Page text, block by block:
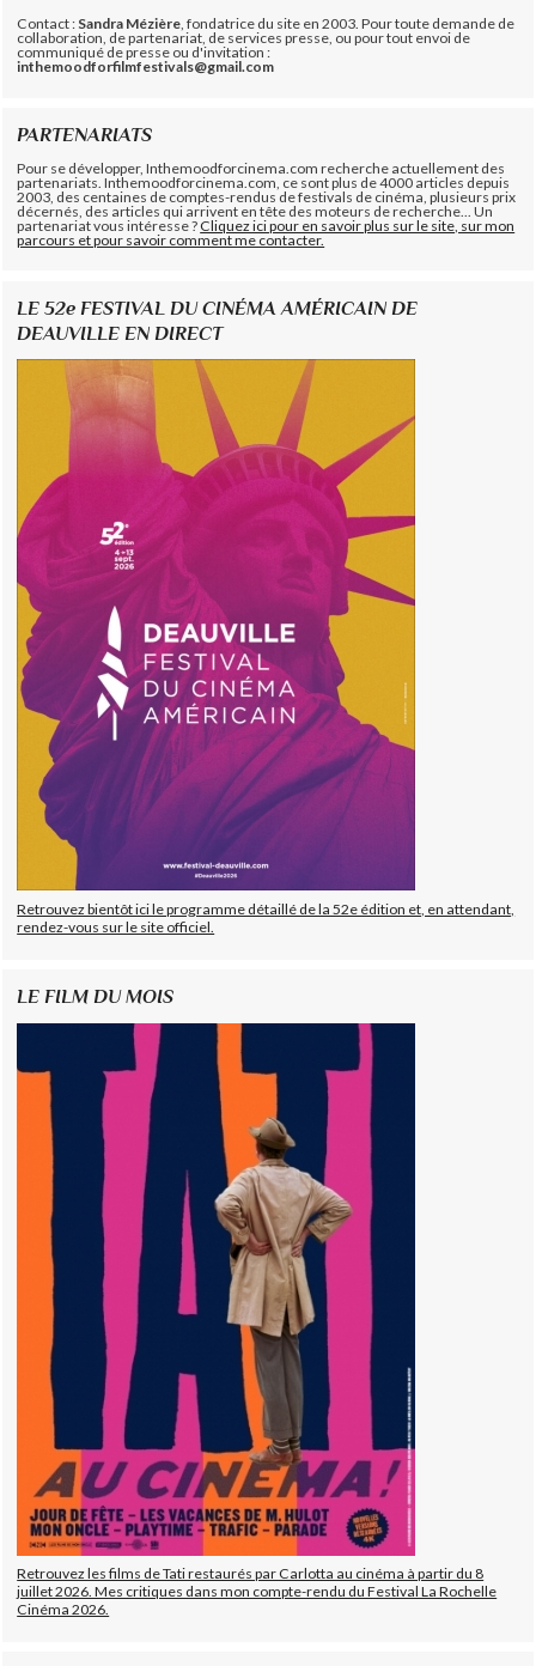
Contact : Sandra Mézière , fondatrice du site en 2003. Pour toute demande de
collaboration, de partenariat, de services presse, ou pour tout envoi de
communiqué de presse ou d'invitation :
inthemoodforfilmfestivals@gmail.com
PARTENARIATS
Pour se développer, Inthemoodforcinema.com recherche actuellement des
partenariats. Inthemoodforcinema.com, ce sont plus de 4000 articles depuis
2003, des centaines de comptes-rendus de festivals de cinéma, plusieurs prix
décernés, des articles qui arrivent en tête des moteurs de recherche... Un
partenariat vous intéresse ?Cliquez ici pour en savoir plus sur le site, sur mon
parcours et pour savoir comment me contacter.
LE 52e FESTIVAL DU CINÉMA AMÉRICAIN DE
DEAUVILLE EN DIRECT
Retrouvez bientôt ici le programme détaillé de la 52e édition et, en attendant,
rendez-vous sur le site officiel.
LE FILM DU MOIS
Retrouvez les films de Tati restaurés par Carlotta au cinéma à partir du 8
juillet 2026. Mes critiques dans mon compte-rendu du Festival La Rochelle
Cinéma 2026.